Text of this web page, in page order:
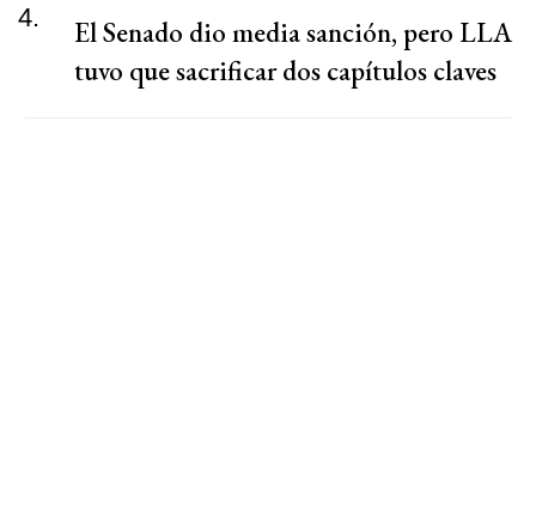
4.
El Senado dio media sanción, pero LLA
tuvo que sacrificar dos capítulos claves